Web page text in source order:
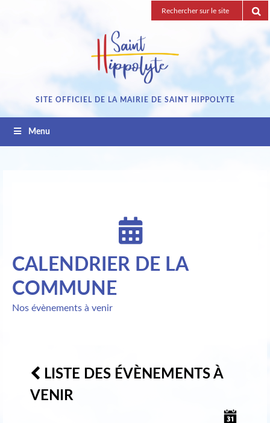
Recherche
pour
SITE OFFICIEL DE LA MAIRIE DE SAINT HIPPOLYTE
Menu
CALENDRIER DE LA
COMMUNE
Nos évènements à venir
LISTE DES ÉVÈNEMENTS À
VENIR